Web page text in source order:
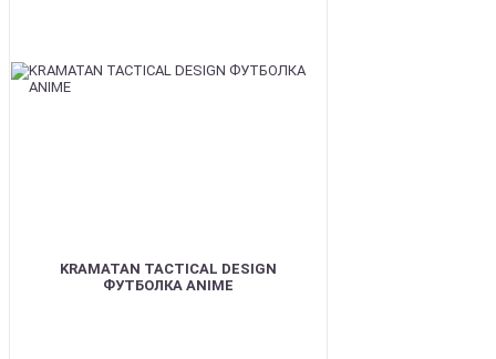
KRAMATAN TACTICAL DESIGN
ФУТБОЛКА ANIME